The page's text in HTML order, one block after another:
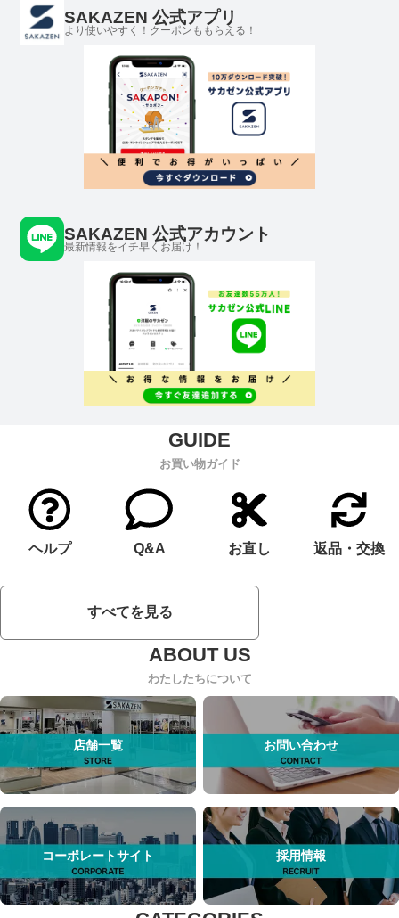
SAKAZEN 公式アプリ
より使いやすく！クーポンももらえる！
SAKAZEN 公式アカウント
最新情報をイチ早くお届け！
お買い物ガイド
ヘルプ Q&A お直し 返品・交換
すべてを見る
わたしたちについて
店舗一覧 お問い合わせ
コーポレートサイト 採用情報